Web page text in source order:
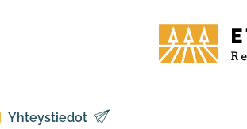
Pohjanmaan
liitto
Yhteystiedot